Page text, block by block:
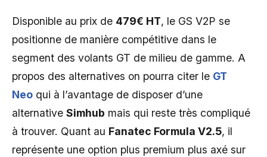
Disponible au prix de 479€ HT, le GS V2P se
positionne de manière compétitive dans le
segment des volants GT de milieu de gamme. A
propos des alternatives on pourra citer le GT
Neo qui à l’avantage de disposer d’une
alternative Simhub mais qui reste très compliqué
à trouver. Quant au Fanatec Formula V2.5, il
représente une option plus premium plus axé sur